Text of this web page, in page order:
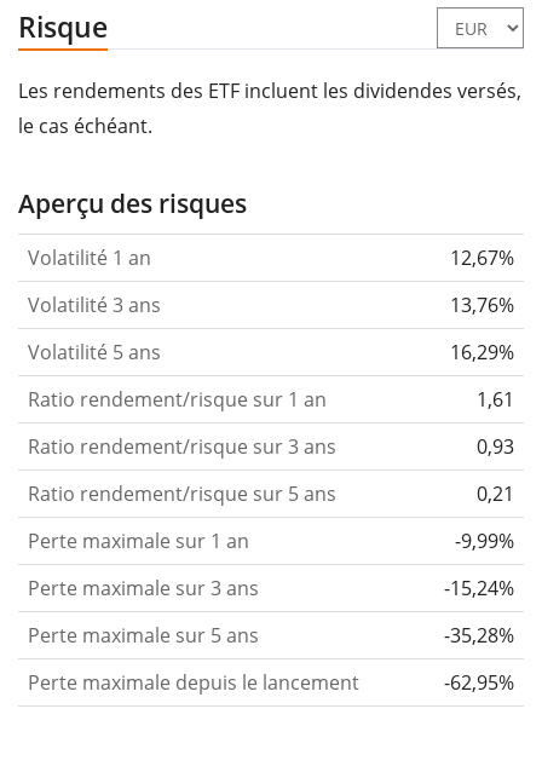
Risque
Les rendements des ETF incluent les dividendes versés,
le cas échéant.
Aperçu des risques
Volatilité 1 an
12,67%
Volatilité 3 ans
13,76%
Volatilité 5 ans
16,29%
Ratio rendement/risque sur 1 an
1,61
Ratio rendement/risque sur 3 ans
0,93
Ratio rendement/risque sur 5 ans
0,21
Perte maximale sur 1 an
-9,99%
Perte maximale sur 3 ans
-15,24%
Perte maximale sur 5 ans
-35,28%
Perte maximale depuis le lancement
-62,95%